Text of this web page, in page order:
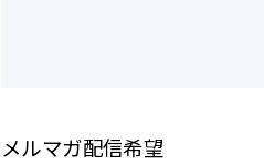
メルマガ配信希望